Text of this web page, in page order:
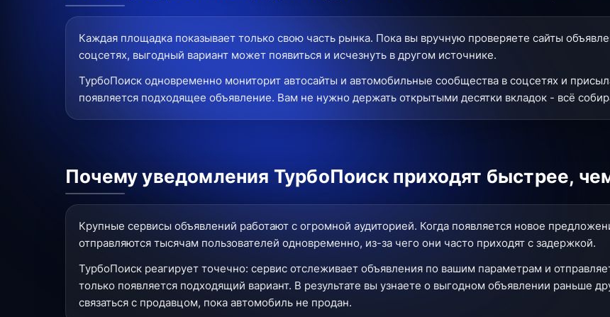
Каждая площадка показывает только свою часть рынка. Пока вы вручную проверяете сайты
соцсетях, выгодный вариант может появиться и исчезнуть в другом источнике.
ТурбоПоиск одновременно мониторит автосайты и автомобильные сообщества в соцсетях и
появляется подходящее объявление. Вам не нужно держать открытыми десятки вкладок - всё
Почему уведомления ТурбоПоиск приходят быстрее,
Крупные сервисы объявлений работают с огромной аудиторией. Когда появляется новое
отправляются тысячам пользователей одновременно, из-за чего они часто приходят с задержкой.
ТурбоПоиск реагирует точечно: сервис отслеживает объявления по вашим параметрам и
только появляется подходящий вариант. В результате вы узнаете о выгодном объявлении раньше
связаться с продавцом, пока автомобиль не продан.